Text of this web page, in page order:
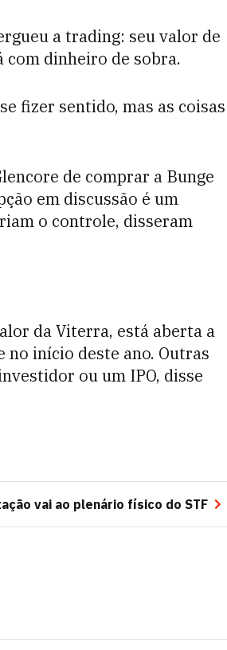
a trading: seu valor de
com dinheiro de sobra.
fizer sentido, mas as coisas
de comprar a Bunge
em discussão é um
o controle, disseram
da Viterra, está aberta a
no início deste ano. Outras
ou um IPO, disse
vai ao plenário físico do STF